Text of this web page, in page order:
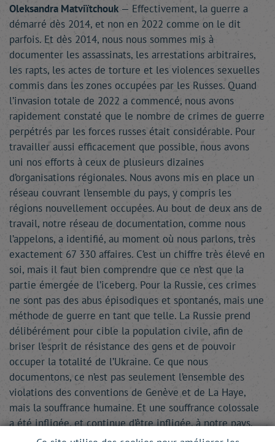
Oleksandra Matviïtchouk — Effectivement, la guerre a
démarré dès 2014, et non en 2022 comme on le dit
parfois. Et dès 2014, nous nous sommes mis à
documenter les assassinats, les arrestations arbitraires,
les rapts, les actes de torture et les violences sexuelles
commis dans les zones occupées par les Russes. Quand
l’invasion totale de 2022 a commencé, nous avons
rapidement constaté que le nombre de crimes de guerre
perpétrés par les forces russes était considérable. Pour
travailler aussi efficacement que possible, nous avons
uni nos efforts à ceux de plusieurs dizaines
d’organisations régionales. Nous avons mis en place un
réseau couvrant l’ensemble du pays, y compris les
régions nouvellement occupées. Au bout de deux ans de
travail, notre réseau de documentation, comme nous
l’appelons, a identifié, au moment où nous parlons, très
exactement 67 330 affaires. C’est un chiffre très élevé en
soi, mais il faut bien comprendre que ce n’est que la
partie émergée de l’iceberg. Pour la Russie, ces crimes
ne sont pas des abus épisodiques et spontanés, mais une
méthode de guerre en tant que telle. La Russie prend
délibérément pour cible la population civile, afin de
briser l’esprit de résistance des gens et de pouvoir
occuper la totalité de l’Ukraine. Ce que nous
documentons, ce n’est pas seulement l’ensemble des
violations des conventions de Genève et de La Haye,
mais la souffrance humaine. Et une souffrance colossale
a été infligée, et continue d’être infligée, à notre pays.